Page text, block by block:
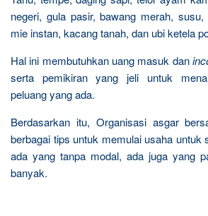
negeri, gula pasir, bawang merah,
mie instan, kacang tanah, dan ubi ketela
Hal ini membutuhkan uang masuk dan
serta pemikiran yang jeli untuk
peluang yang ada.
Berdasarkan itu, Organisasi asgar
berbagai tips untuk memulai usaha untuk
ada yang tanpa modal, ada juga yang
banyak.